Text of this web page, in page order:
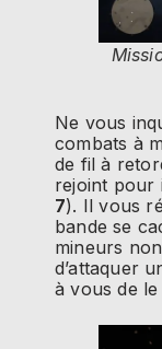
Ne vous
combats à
de fil à
rejoint pour
7). Il vous
bande se
mineurs
d’attaquer
à vous de